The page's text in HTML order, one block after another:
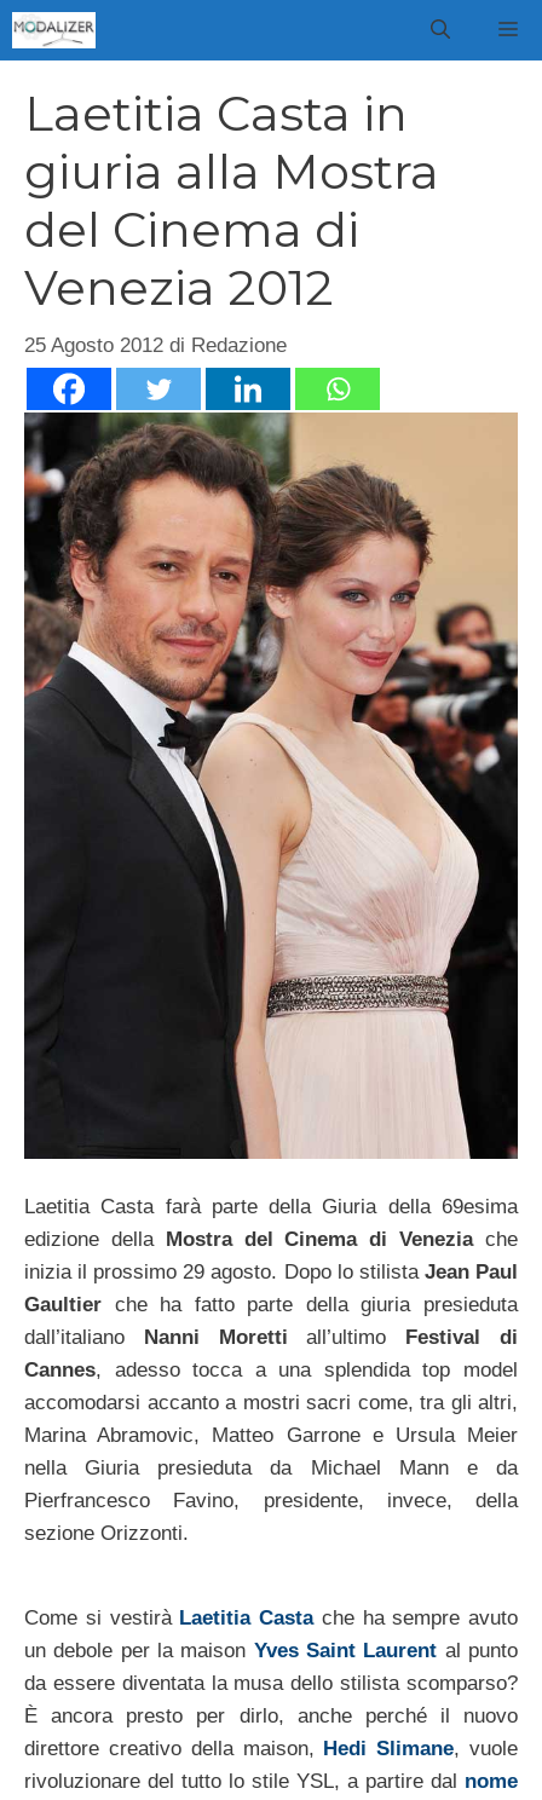
Vai
al
Laetitia Casta in
giuria alla Mostra
del Cinema di
Venezia 2012
25 Agosto 2012 di Redazione
Laetitia Casta farà parte della Giuria della 69esima
edizione della Mostra del Cinema di Veneziache
inizia il prossimo 29 agosto. Dopo lo stilista Jean Paul
Gaultier che ha fatto parte della giuria presieduta
dall’italiano Nanni Moretti all’ultimo Festival di
Cannes, adesso tocca a una splendida top model
accomodarsi accanto a mostri sacri come, tra gli altri,
Marina Abramovic, Matteo Garrone e Ursula Meier
nella Giuria presieduta da Michael Mann e da
Pierfrancesco Favino, presidente, invece, della
sezione Orizzonti.
Come si vestirà Laetitia Castache ha sempre avuto
un debole per la maison Yves Saint Laurent al punto
da essere diventata la musa dello stilista scomparso?
È ancora presto per dirlo, anche perché il nuovo
direttore creativo della maison, Hedi Slimane, vuole
rivoluzionare del tutto lo stile YSL, a partire dal nome